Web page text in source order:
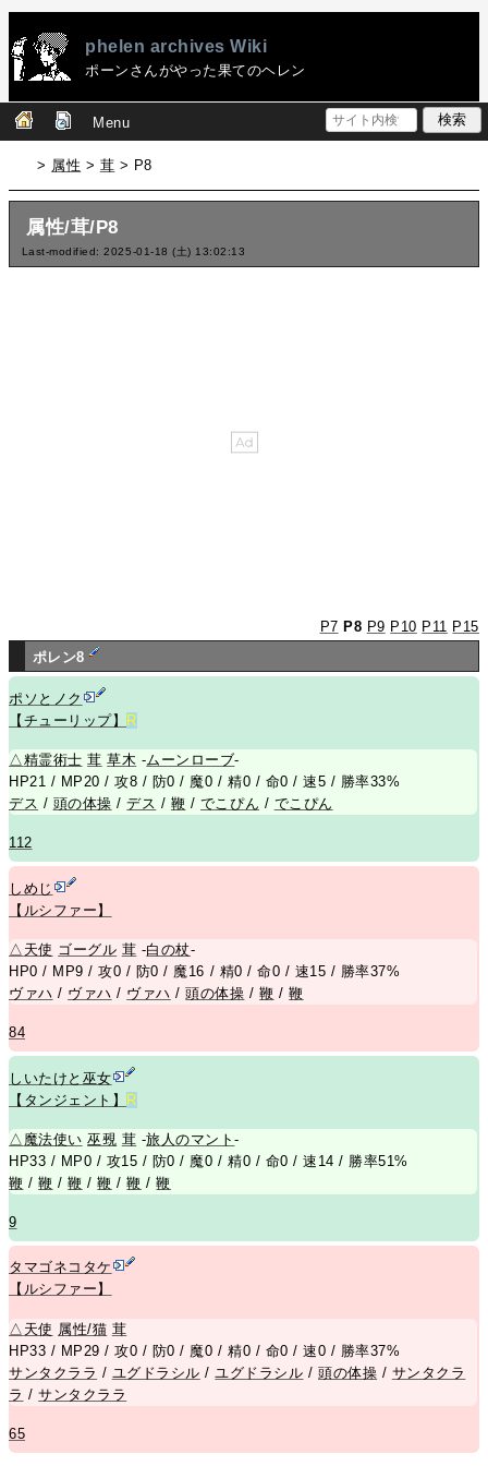
phelen archives Wiki
ポーンさんがやった果てのヘレン
Menu
> 属性 > 茸 > P8
属性/茸/P8
Last-modified: 2025-01-18 (土) 13:02:13
P7 P8 P9 P10 P11 P15
ポレン8
ポソとノク
【チューリップ】
R
△ 精霊術士 茸 草木 -ムーンローブ-
HP21 / MP20 / 攻8 / 防0 / 魔0 / 精0 / 命0 / 速5 / 勝率33%
デス / 頭の体操 /デス / 鞭 / でこぴん / でこぴん
112
しめじ
【ルシファー】
△ 天使 ゴーグル 茸 -白の杖-
HP0 / MP9 / 攻0 / 防0 / 魔16 / 精0 / 命0 / 速15 / 勝率37%
ヴァハ / ヴァハ / ヴァハ /頭の体操 /鞭 /鞭
84
しいたけと巫女
【タンジェント】 R
△ 魔法使い 巫覡 茸 -旅人のマント-
HP33 / MP0 / 攻15 / 防0 / 魔0 / 精0 / 命0 / 速14 / 勝率51%
鞭 /鞭 /鞭 /鞭 /鞭 /鞭
9
タマゴネコタケ
【ルシファー】
△ 天使 属性/猫 茸
HP33 / MP29 / 攻0 / 防0 / 魔0 / 精0 / 命0 / 速0 / 勝率37%
サンタクララ / ユグドラシル / ユグドラシル /頭の体操 / サンタクラ
ラ /サンタクララ
65